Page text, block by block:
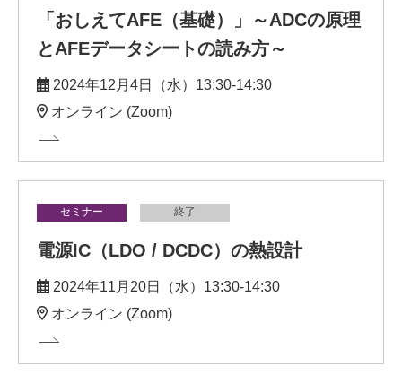
「おしえてAFE（基礎）」～ADCの原理
とAFEデータシートの読み方～
2024年12月4日（水）13:30-14:30
オンライン (Zoom)
セミナー 終了
電源IC（LDO / DCDC）の熱設計
2024年11月20日（水）13:30-14:30
オンライン (Zoom)